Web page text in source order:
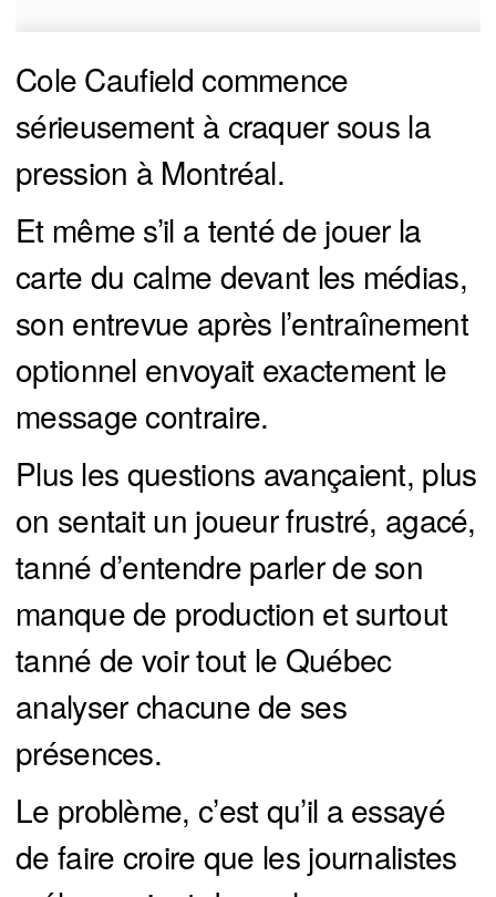
Cole Caufield commence
sérieusement à craquer sous la
pression à Montréal.
Et même s’il a tenté de jouer la
carte du calme devant les médias,
son entrevue après l’entraînement
optionnel envoyait exactement le
message contraire.
Plus les questions avançaient, plus
on sentait un joueur frustré, agacé,
tanné d’entendre parler de son
manque de production et surtout
tanné de voir tout le Québec
analyser chacune de ses
présences.
Le problème, c’est qu’il a essayé
de faire croire que les journalistes